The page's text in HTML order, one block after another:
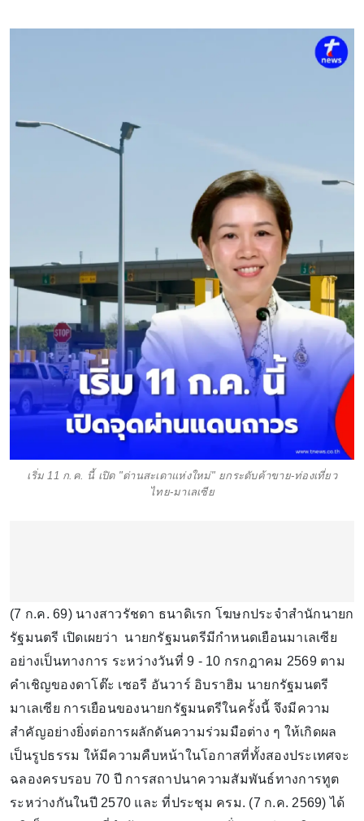
เริ่ม 11 ก.ค. นี้ เปิด "ด่านสะเดาแห่งใหม่" ยกระดับค้าขาย-ท่องเที่ยว
ไทย-มาเลเซีย
(7 ก.ค. 69) นางสาวรัชดา ธนาดิเรก โฆษกประจำสำนักนายก
รัฐมนตรี เปิดเผยว่า นายกรัฐมนตรีมีกำหนดเยือนมาเลเซีย
อย่างเป็นทางการ ระหว่างวันที่ 9 - 10 กรกฎาคม 2569 ตาม
คำเชิญของดาโต๊ะ เซอรี อันวาร์ อิบราฮิม นายกรัฐมนตรี
มาเลเซีย การเยือนของนายกรัฐมนตรีในครั้งนี้ จึงมีความ
สำคัญอย่างยิ่งต่อการผลักดันความร่วมมือต่าง ๆ ให้เกิดผล
เป็นรูปธรรม ให้มีความคืบหน้าในโอกาสที่ทั้งสองประเทศจะ
ฉลองครบรอบ 70 ปี การสถาปนาความสัมพันธ์ทางการทูต
ระหว่างกันในปี 2570 และ ที่ประชุม ครม. (7 ก.ค. 2569) ได้